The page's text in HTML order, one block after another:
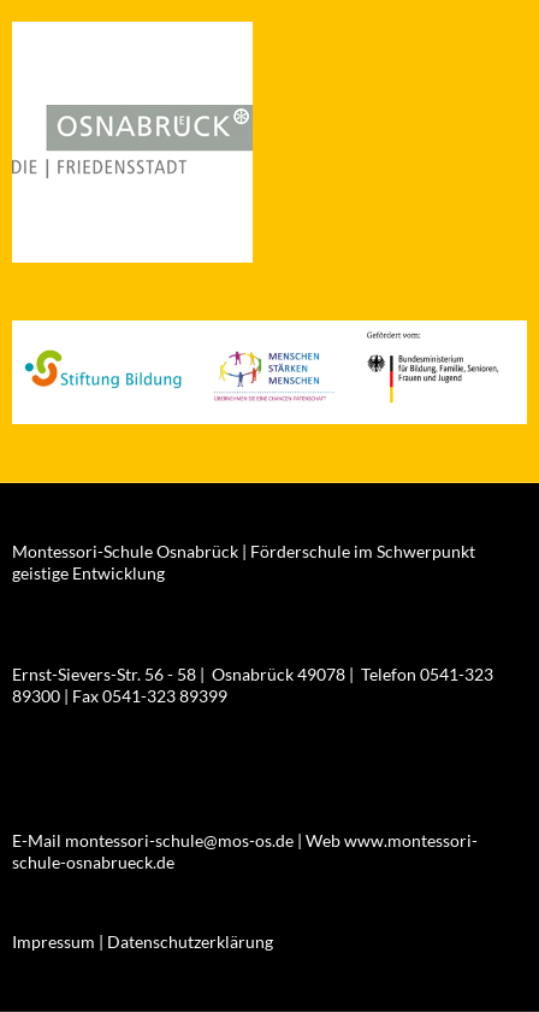
Montessori-Schule Osnabrück | Förderschule im Schwerpunkt
geistige Entwicklung
Ernst-Sievers-Str. 56 - 58 | Osnabrück 49078 | Telefon 0541-323
89300 | Fax 0541-323 89399
E-Mail montessori-schule@mos-os.de | Web www.montessori-
schule-osnabrueck.de
Impressum | Datenschutzerklärung